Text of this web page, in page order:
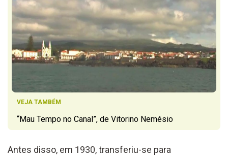
VEJA TAMBÉM
“Mau Tempo no Canal”, de Vitorino Nemésio
Antes disso, em 1930, transferiu-se para